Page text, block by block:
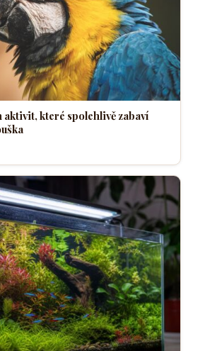
které spolehlivě zabaví